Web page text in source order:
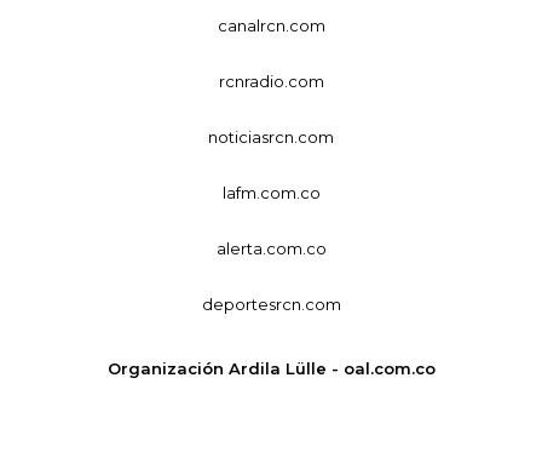
canalrcn.com
rcnradio.com
noticiasrcn.com
lafm.com.co
alerta.com.co
deportesrcn.com
Organización Ardila Lülle - oal.com.co